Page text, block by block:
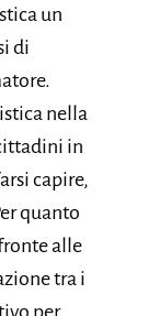
un
di
nella
in
capire,
quanto
alle
tra i
per